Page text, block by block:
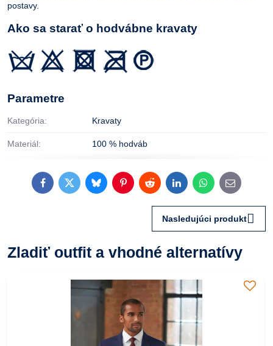
postavy.
Ako sa starať o hodvábne kravaty
Parametre
Kategória: Kravaty
Materiál: 100 % hodváb
FacebookTwitterBlueskyPinterestRedditLinkedInWhatsApp
E-
mail
Nasledujúci produkt
Zladiť outfit a vhodné alternatívy